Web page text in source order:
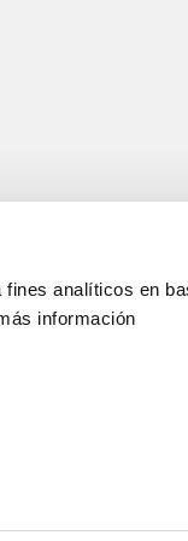
analíticos en
información